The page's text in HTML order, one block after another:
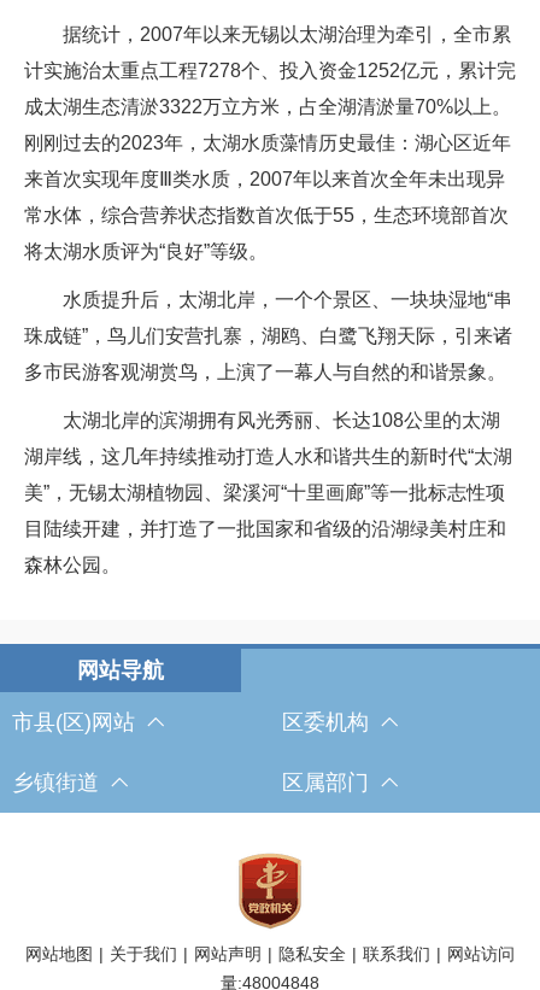
据统计，2007年以来无锡以太湖治理为牵引，全市累
计实施治太重点工程7278个、投入资金1252亿元，累计完
成太湖生态清淤3322万立方米，占全湖清淤量70%以上。
刚刚过去的2023年，太湖水质藻情历史最佳：湖心区近年
来首次实现年度Ⅲ类水质，2007年以来首次全年未出现异
常水体，综合营养状态指数首次低于55，生态环境部首次
将太湖水质评为“良好”等级。
水质提升后，太湖北岸，一个个景区、一块块湿地“串
珠成链”，鸟儿们安营扎寨，湖鸥、白鹭飞翔天际，引来诸
多市民游客观湖赏鸟，上演了一幕人与自然的和谐景象。
太湖北岸的滨湖拥有风光秀丽、长达108公里的太湖
湖岸线，这几年持续推动打造人水和谐共生的新时代“太湖
美”，无锡太湖植物园、梁溪河“十里画廊”等一批标志性项
目陆续开建，并打造了一批国家和省级的沿湖绿美村庄和
森林公园。
市县(区)网站 区委机构
乡镇街道 区属部门
网站地图 | 关于我们 | 网站声明 | 隐私安全 | 联系我们 | 网站访问
量:48004848